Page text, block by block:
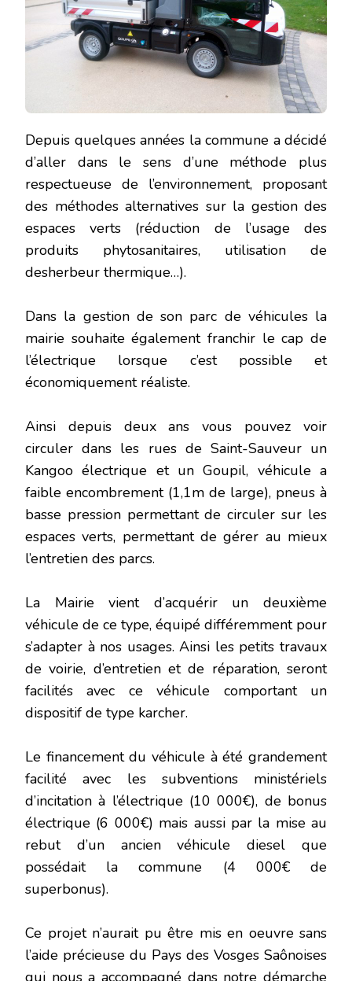
Depuis quelques années la commune a décidé
d’aller dans le sens d’une méthode plus
respectueuse de l’environnement, proposant
des méthodes alternatives sur la gestion des
espaces verts (réduction de l’usage des
produits phytosanitaires, utilisation de
desherbeur thermique…).
Dans la gestion de son parc de véhicules la
mairie souhaite également franchir le cap de
l’électrique lorsque c’est possible et
économiquement réaliste.
Ainsi depuis deux ans vous pouvez voir
circuler dans les rues de Saint-Sauveur un
Kangoo électrique et un Goupil, véhicule a
faible encombrement (1,1m de large), pneus à
basse pression permettant de circuler sur les
espaces verts, permettant de gérer au mieux
l’entretien des parcs.
La Mairie vient d’acquérir un deuxième
véhicule de ce type, équipé différemment pour
s’adapter à nos usages. Ainsi les petits travaux
de voirie, d’entretien et de réparation, seront
facilités avec ce véhicule comportant un
dispositif de type karcher.
Le financement du véhicule à été grandement
facilité avec les subventions ministériels
d’incitation à l’électrique (10 000€), de bonus
électrique (6 000€) mais aussi par la mise au
rebut d’un ancien véhicule diesel que
possédait la commune (4 000€ de
superbonus).
Ce projet n’aurait pu être mis en oeuvre sans
l’aide précieuse du Pays des Vosges Saônoises
qui nous a accompagné dans notre démarche